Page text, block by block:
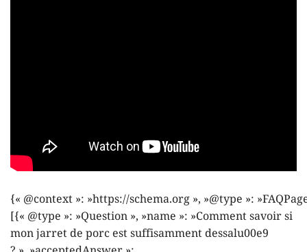
{« @context »: »https://schema.org », »@type »:
[{« @type »: »Question », »name »: »Comment savoir si
mon jarret de porc est suffisamment dessalu00e9